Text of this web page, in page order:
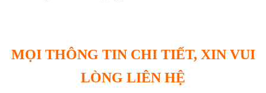
MỌI THÔNG TIN CHI TIẾT, XIN VUI
LÒNG LIÊN HỆ